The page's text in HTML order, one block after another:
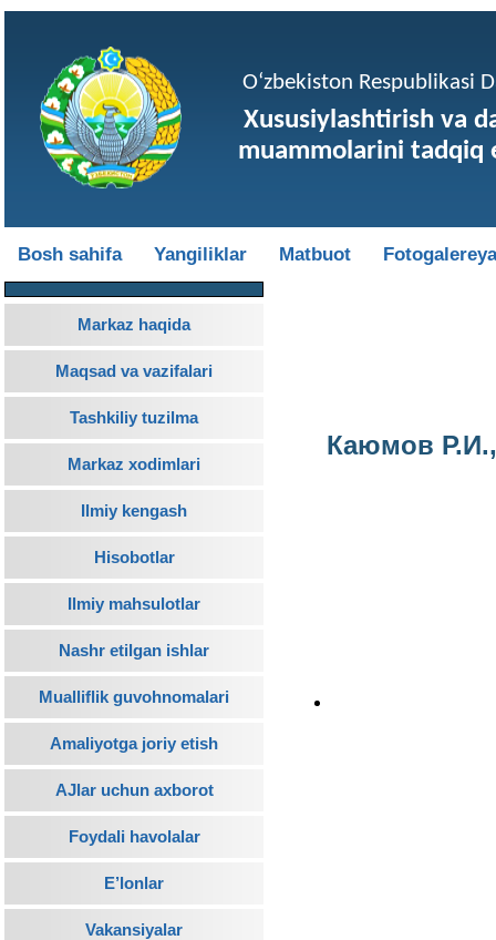
O‘zbekiston Respublikasi
Xususiylashtirish va
muammolarini tadqiq
Bosh sahifa Yangiliklar Matbuot Fotogalereya
Markaz haqida
Maqsad va vazifalari
Tashkiliy tuzilma
Markaz xodimlari
Ilmiy kengash
Hisobotlar
Ilmiy mahsulotlar
Nashr etilgan ishlar
Mualliflik guvohnomalari
Amaliyotga joriy etish
AJlar uchun axborot
Foydali havolalar
E’lonlar
Vakansiyalar
Каюмов